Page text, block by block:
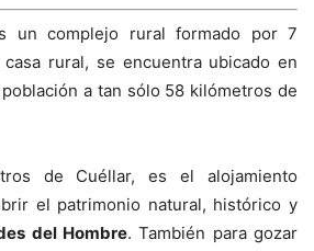
un complejo rural formado por 7
rural, se encuentra ubicado en
a tan sólo 58 kilómetros de
de Cuéllar, es el alojamiento
el patrimonio natural, histórico y
del Hombre. También para gozar